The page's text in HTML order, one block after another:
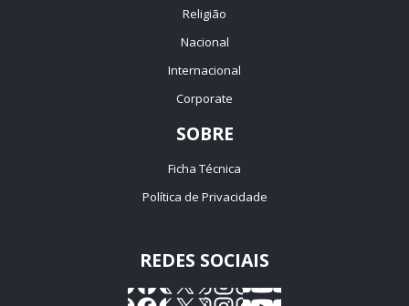
Religião
Nacional
Internacional
Corporate
SOBRE
Ficha Técnica
Política de Privacidade
REDES SOCIAIS